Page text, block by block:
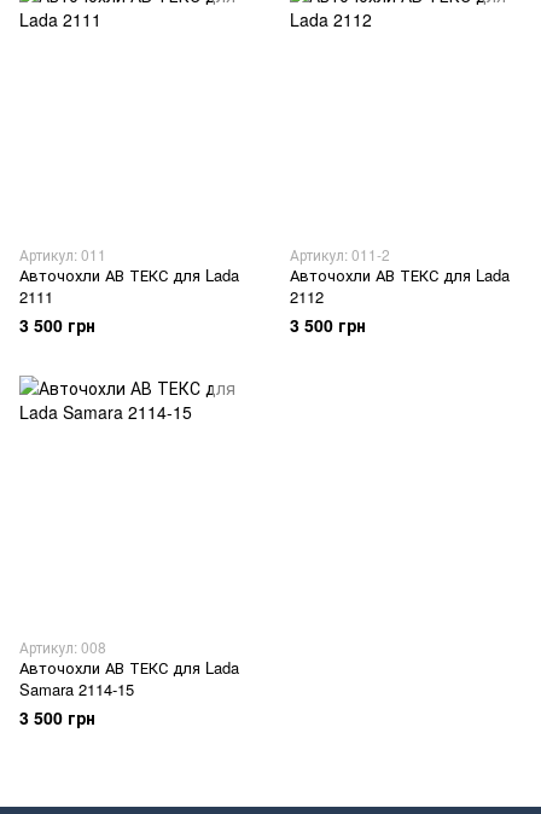
Артикул: 011
Авточохли АВ ТЕКС для Lada
2111
3 500 грн
Артикул: 011-2
Авточохли АВ ТЕКС для Lada
2112
3 500 грн
Артикул: 008
Авточохли АВ ТЕКС для Lada
Samara 2114-15
3 500 грн